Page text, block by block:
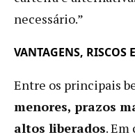
necessário.”
VANTAGENS, RISCOS
Entre os principais
menores, prazos
altos liberados.